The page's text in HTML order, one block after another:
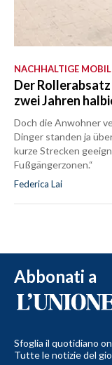
NACHHALTIGE
Der
zwei Jahren
Doch die Anwohner
Dinger standen ja
kurze Strecken
Fußgängerzonen.“
Federica Lai
Abbonati a
Sfoglia il quotidiano
Tutte le notizie del